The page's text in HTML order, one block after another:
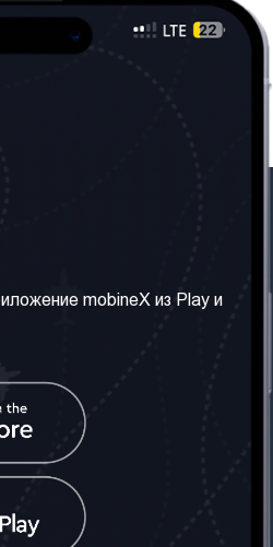
Правила и Условия
Часто задаваемые
вопросы
Социальные сети
mobineX из Play и